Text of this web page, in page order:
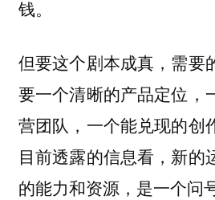
钱。
但要这个剧本成真，需要
要一个清晰的产品定位，
营团队，一个能兑现的创
目前透露的信息看，新的
的能力和资源，是一个问号